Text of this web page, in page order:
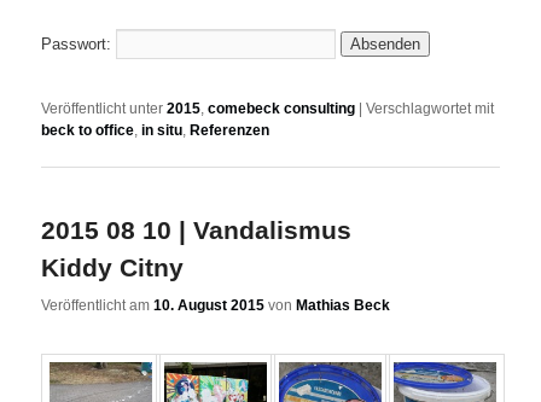
Passwort:
Veröffentlicht unter 2015,comebeck consulting |Verschlagwortet mit
beck to office,in situ, Referenzen
2015 08 10 | Vandalismus
Kiddy Citny
Veröffentlicht am10. August 2015 vonMathias Beck